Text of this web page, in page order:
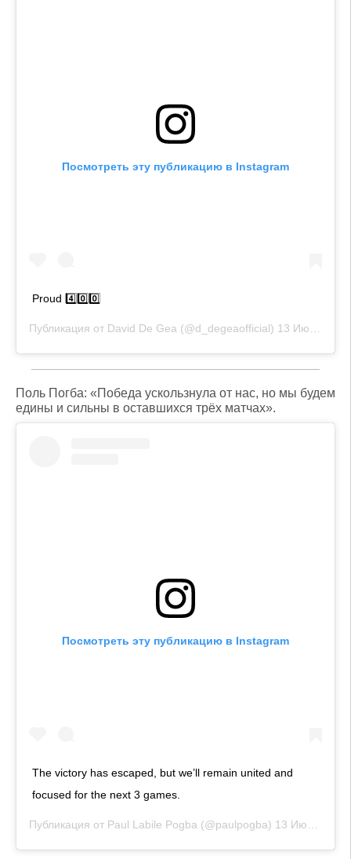
Посмотреть эту публикацию в Instagram
Proud 4️⃣0️⃣0️⃣
Публикация от David De Gea (@d_degeaofficial) 13 Июл 2020 в 4:35 PDT
Поль Погба: «Победа ускользнула от нас, но мы будем
едины и сильны в оставшихся трёх матчах».
Посмотреть эту публикацию в Instagram
The victory has escaped, but we’ll remain united and
focused for the next 3 games.
Публикация от Paul Labile Pogba (@paulpogba) 13 Июл 2020 в 3:14 PDT